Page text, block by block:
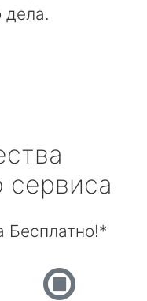
дела.
сервиса
Бесплатно!*